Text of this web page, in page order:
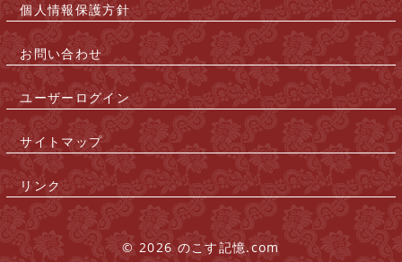
個人情報保護方針
お問い合わせ
ユーザーログイン
サイトマップ
リンク
© 2026 のこす記憶.com